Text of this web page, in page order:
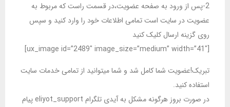
2-پس از ورود به صفحه عضویت،در قسمت راست که مربوط به
عضویت در سایت است تمامی اطلاعات خود را وارد کنید و سپس
روی گزینه ارسال کلیک کنید
[ux_image id=”2489″ image_size=”medium” width=”41″]
تبریک!عضویت شما کامل شد و شما میتوانید از تمامی خدمات سایت
استفاده کنید.
در صورت بروز هرگونه مشکل به آیدی تلگرام eliyot_support پیام